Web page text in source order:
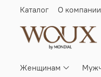
Каталог О компании
Женщинам